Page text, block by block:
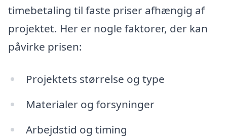
timebetaling til faste priser afhængig af
projektet. Her er nogle faktorer, der kan
påvirke prisen:
Projektets størrelse og type
Materialer og forsyninger
Arbejdstid og timing